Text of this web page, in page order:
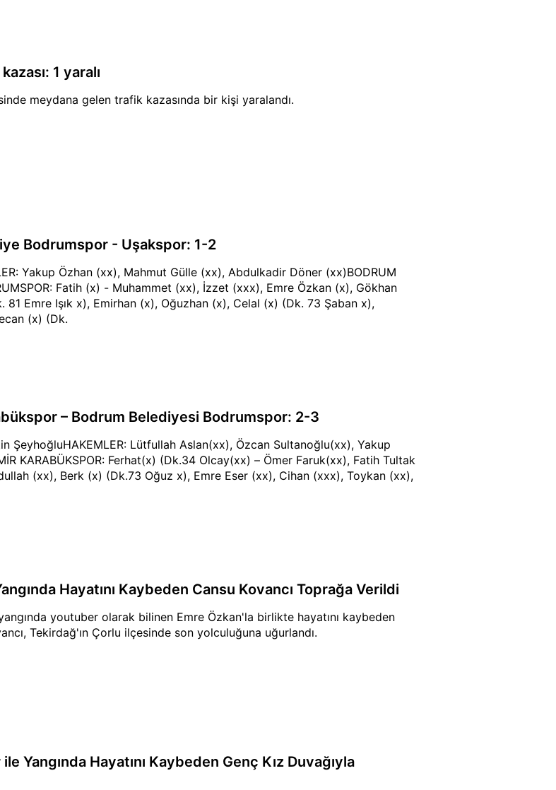
1 yaralı
meydana gelen trafik kazasında bir kişi yaralandı.
Bodrumspor - Uşakspor: 1-2
Yakup Özhan (xx), Mahmut Gülle (xx), Abdulkadir Döner (xx)BODRUM
Fatih (x) - Muhammet (xx), İzzet (xxx), Emre Özkan (x), Gökhan
81 Emre Işık x), Emirhan (x), Oğuzhan (x), Celal (x) (Dk. 73 Şaban x),
(x) (Dk.
– Bodrum Belediyesi Bodrumspor: 2-3
ŞeyhoğluHAKEMLER: Lütfullah Aslan(xx), Özcan Sultanoğlu(xx), Yakup
KARABÜKSPOR: Ferhat(x) (Dk.34 Olcay(xx) – Ömer Faruk(xx), Fatih Tultak
(xx), Berk (x) (Dk.73 Oğuz x), Emre Eser (xx), Cihan (xxx), Toykan (xx),
Hayatını Kaybeden Cansu Kovancı Toprağa Verildi
youtuber olarak bilinen Emre Özkan'la birlikte hayatını kaybeden
Tekirdağ'ın Çorlu ilçesinde son yolculuğuna uğurlandı.
Yangında Hayatını Kaybeden Genç Kız Duvağıyla